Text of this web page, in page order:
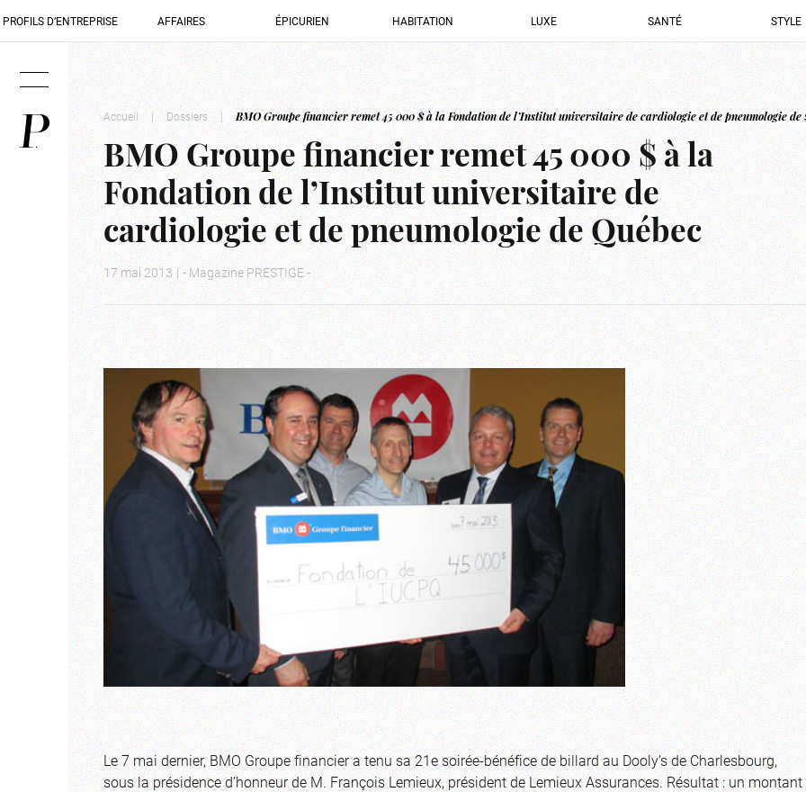
PROFILS D’ENTREPRISE AFFAIRES ÉPICURIEN HABITATION LUXE SANTÉ STYLE
Accueil | Dossiers | BMO Groupe financier remet 45 000 $ à la Fondation de l’Institut universitaire de cardiologie et de pneumologie de
BMO Groupe financier remet 45 000 $ à la
Fondation de l’Institut universitaire de
cardiologie et de pneumologie de Québec
17 mai 2013 | - Magazine PRESTIGE -
Le 7 mai dernier, BMO Groupe financier a tenu sa 21e soirée-bénéfice de billard au Dooly’s de Charlesbourg,
sous la présidence d’honneur de M. François Lemieux, président de Lemieux Assurances. Résultat : un montant